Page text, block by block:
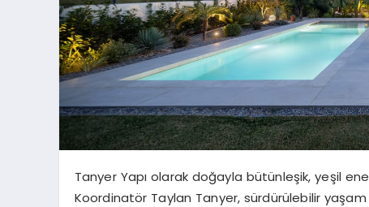
Tanyer Yapı olarak doğayla bütünleşik, yeşil
Koordinatör Taylan Tanyer, sürdürülebilir